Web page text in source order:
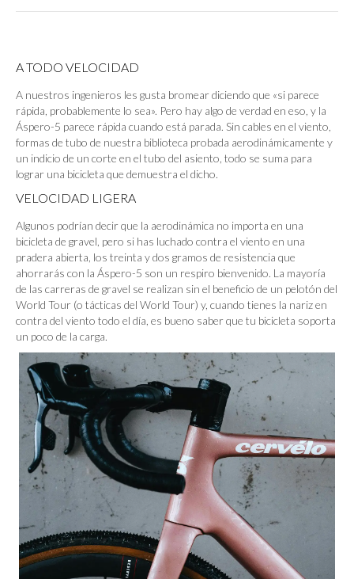
A TODO VELOCIDAD
A nuestros ingenieros les gusta bromear diciendo que «si parece
rápida, probablemente lo sea». Pero hay algo de verdad en eso, y la
Áspero-5 parece rápida cuando está parada. Sin cables en el viento,
formas de tubo de nuestra biblioteca probada aerodinámicamente y
un indicio de un corte en el tubo del asiento, todo se suma para
lograr una bicicleta que demuestra el dicho.
VELOCIDAD LIGERA
Algunos podrían decir que la aerodinámica no importa en una
bicicleta de gravel, pero si has luchado contra el viento en una
pradera abierta, los treinta y dos gramos de resistencia que
ahorrarás con la Áspero-5 son un respiro bienvenido. La mayoría
de las carreras de gravel se realizan sin el beneficio de un pelotón del
World Tour (o tácticas del World Tour) y, cuando tienes la nariz en
contra del viento todo el día, es bueno saber que tu bicicleta soporta
un poco de la carga.